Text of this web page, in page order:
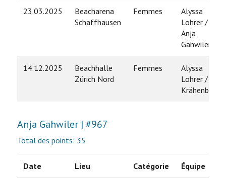
23.03.2025
Beacharena
Schaffhausen
Femmes
Alyssa
Lohrer /
Anja
Gähwiler
14.12.2025
Beachhalle
Zürich Nord
Femmes
Alyssa
Lohrer / Jill
Krähenbühl
Anja Gähwiler | #967
Total des points: 35
Date Lieu Catégorie Équipe